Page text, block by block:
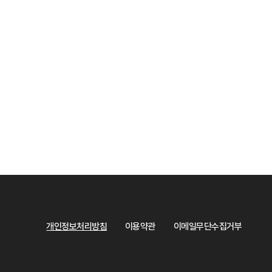
개인정보처리방침 이용약관 이메일무단수집거부